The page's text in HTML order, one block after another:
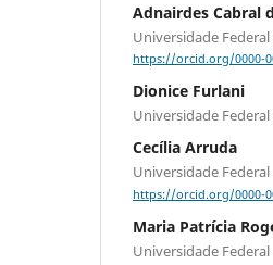
Adnairdes Cabral
Universidade
https://orcid.org/0000-
Dionice Furlani
Universidade
Cecília Arruda
Universidade
https://orcid.org/0000-
Maria Patrícia
Universidade